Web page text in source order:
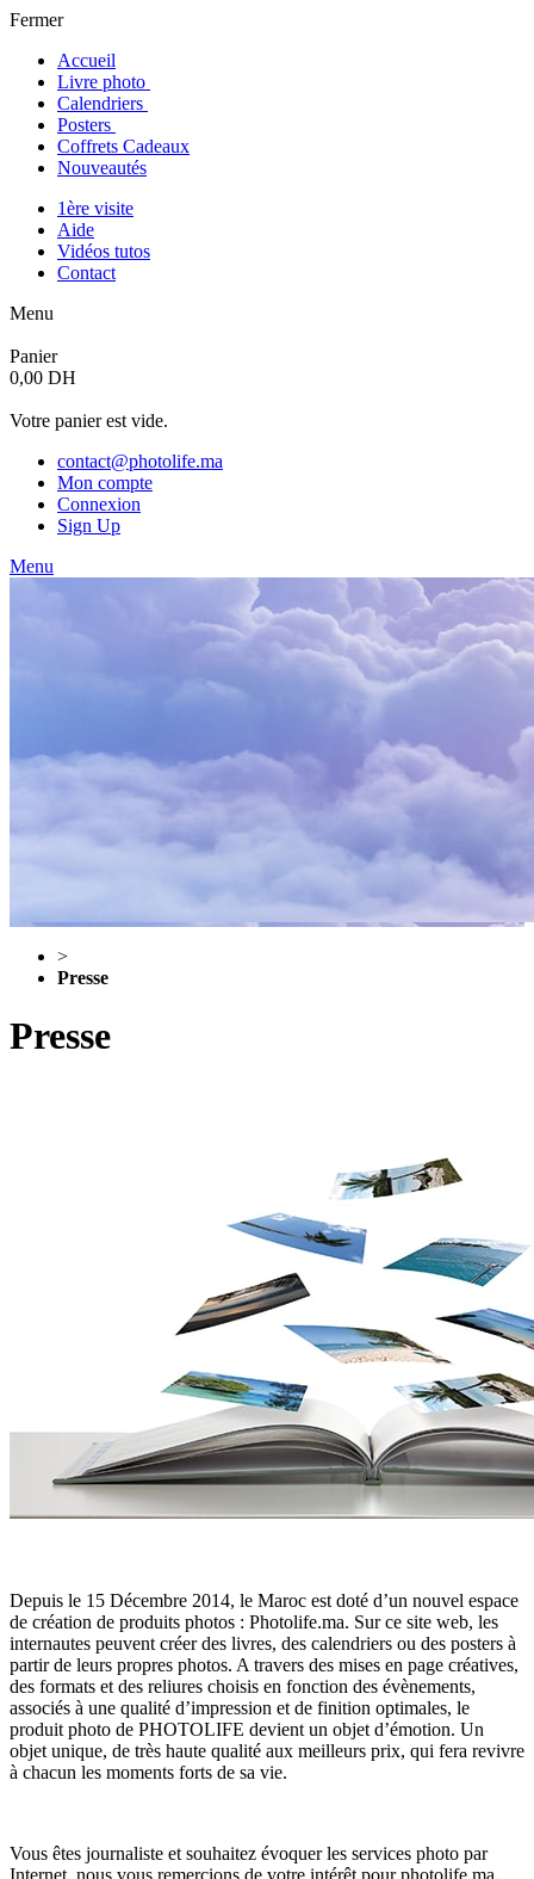
Fermer
Accueil
Livre photo
Calendriers
Posters
Coffrets Cadeaux
Nouveautés
1ère visite
Aide
Vidéos tutos
Contact
Menu
Panier
0,00 DH
Votre panier est vide.
contact@photolife.ma
Mon compte
Connexion
Sign Up
Menu
>
Presse
Presse
Depuis le 15 Décembre 2014, le Maroc est doté d’un nouvel espace
de création de produits photos : Photolife.ma. Sur ce site web, les
internautes peuvent créer des livres, des calendriers ou des posters à
partir de leurs propres photos. A travers des mises en page créatives,
des formats et des reliures choisis en fonction des évènements,
associés à une qualité d’impression et de finition optimales, le
produit photo de PHOTOLIFE devient un objet d’émotion. Un
objet unique, de très haute qualité aux meilleurs prix, qui fera revivre
à chacun les moments forts de sa vie.
Vous êtes journaliste et souhaitez évoquer les services photo par
Internet, nous vous remercions de votre intérêt pour photolife.ma.